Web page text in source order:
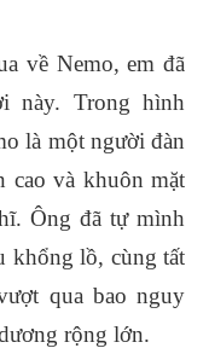
về Nemo, em đã
này. Trong hình
là một người đàn
cao và khuôn mặt
Ông đã tự mình
khổng lồ, cùng tất
qua bao nguy
rộng lớn.